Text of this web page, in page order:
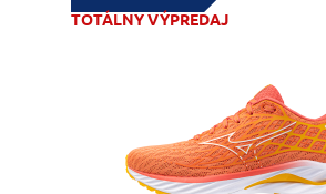
TOTÁLNY VÝPREDAJ